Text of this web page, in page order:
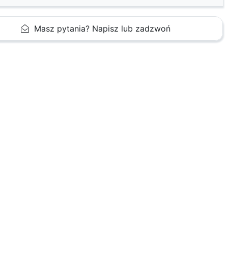
Masz pytania? Napisz lub zadzwoń